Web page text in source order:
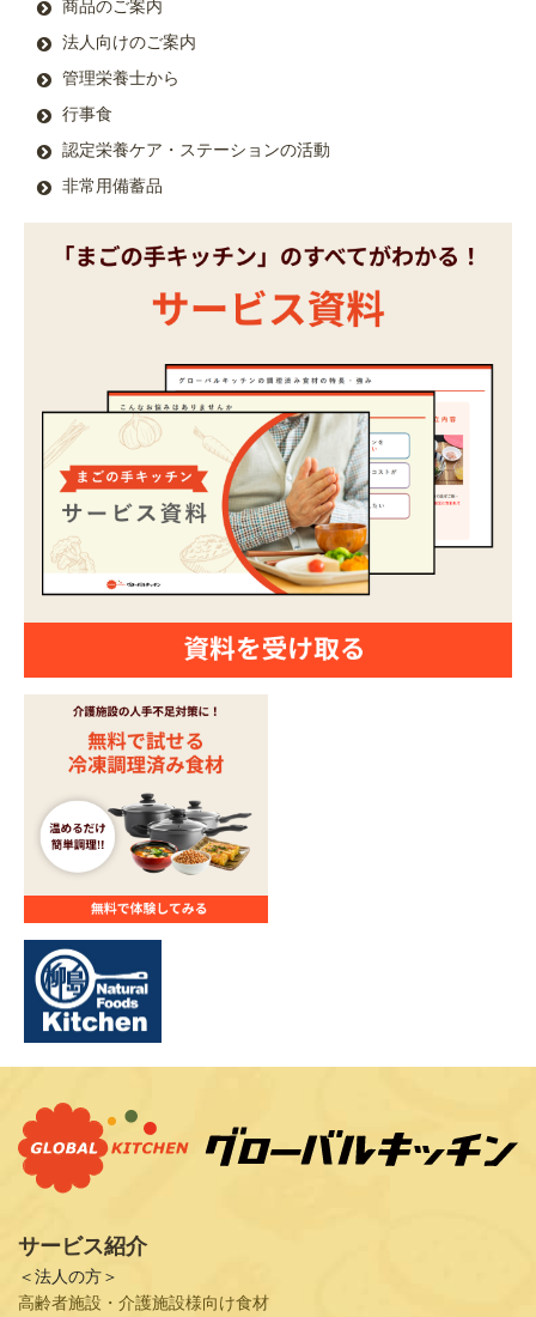
商品のご案内
法人向けのご案内
管理栄養士から
行事食
認定栄養ケア・ステーションの活動
非常用備蓄品
サービス紹介
＜法人の方＞
高齢者施設・介護施設様向け食材